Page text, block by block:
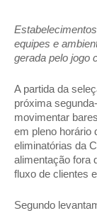
equipes e
gerada pelo jogo
A partida da
próxima
movimentar
em pleno horário
eliminatórias da
alimentação fora
fluxo de clientes
Segundo